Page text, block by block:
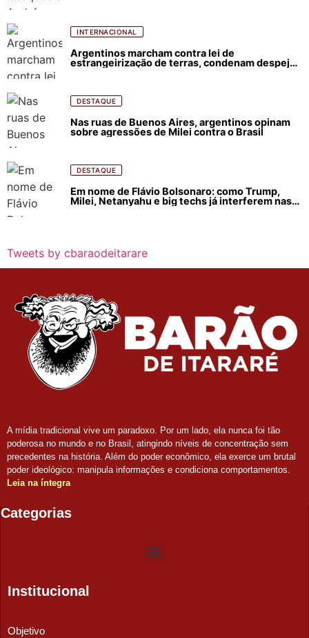
INTERNACIONAL
Argentinos marcham contra lei de
estrangeirização de terras, condenam despejos
DESTAQUE
Nas ruas de Buenos Aires, argentinos opinam
sobre agressões de Milei contra o Brasil
DESTAQUE
Em nome de Flávio Bolsonaro: como Trump,
Milei, Netanyahu e big techs já interferem nas
Tweets by cbaraodeitarare
A mídia tradicional vive um paradoxo. Por um lado, ela nunca foi tão
poderosa no mundo e no Brasil, atingindo níveis de concentração sem
precedentes na história. Além do poder econômico, ela exerce um brutal
poder ideológico: manipula informações e condiciona comportamentos.
Leia na íntegra
Categorias
Institucional
Objetivo